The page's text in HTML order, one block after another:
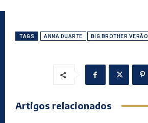
TAGS ANNA DUARTE BIG BROTHER VERÃO
Artigos relacionados